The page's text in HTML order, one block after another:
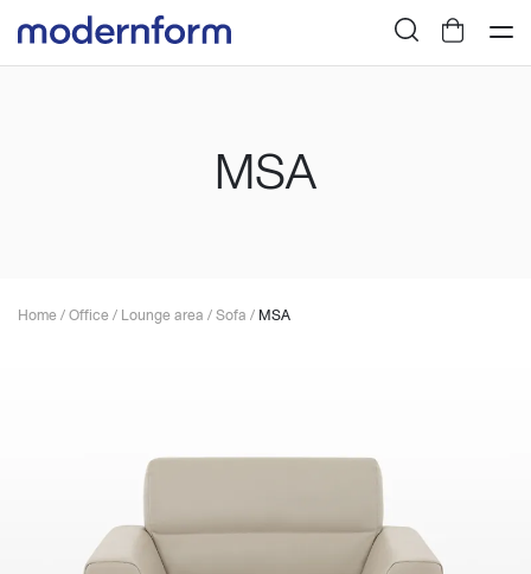
MSA
Home/Office/Lounge area/Sofa/MSA